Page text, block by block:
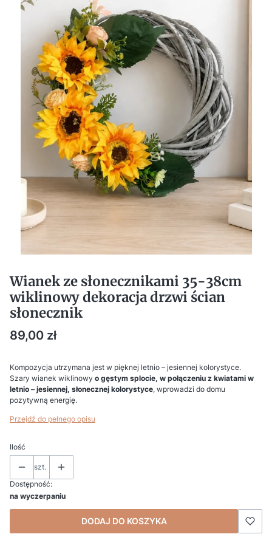
Wianek ze słonecznikami 35-38cm
wiklinowy dekoracja drzwi ścian
słonecznik
Cena
89,00 zł
Kompozycja utrzymana jest w pięknej letnio – jesiennej kolorystyce.
Szary wianek wiklinowy o gęstym splocie, w połączeniu z kwiatami w
letnio – jesiennej, słonecznej kolorystyce, wprowadzi do domu
pozytywną energię.
Przejdź do pełnego opisu
Ilość
szt.
Dostępność:
na wyczerpaniu
DODAJ DO KOSZYKA